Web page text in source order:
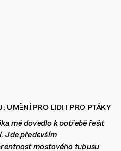
UMĚNÍ PRO LIDI I PRO PTÁKY
mě dovedlo k potřebě řešit
Jde především
mostového tubusu